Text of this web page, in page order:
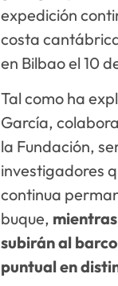
expedición
costa
en Bilbao el 10
Tal como ha
García,
la Fundación,
investigadores
continua
buque,
subirán al
puntual en